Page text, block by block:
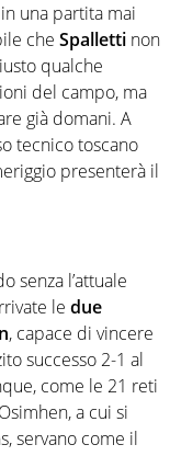
una partita mai
che Spalletti non
qualche
del campo, ma
già domani. A
tecnico toscano
presenterà il
senza l’attuale
le due
, capace di vincere
successo 2-1 al
come le 21 reti
a cui si
servano come il